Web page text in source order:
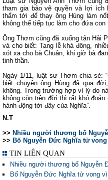
tham gia bảo vệ quyền và lợi ích
thẩm tới để thay ông Hùng làm
không thể tiếp tục làm cho đứa con
Ông Thơm cũng đã xuống tận Hải
và cho biết: Tang lễ khá đông,
xót xa cho bà Chuân, khi giờ bà
tinh thần.
Ngày 1/11, luật sư Thơm chia sẻ:
biết chuyện ông Hùng đã qua
không. Trong trường hợp vì lý do
không còn trên đời thì rất khó
hành động tới đây của Nghĩa”.
N.T
>> Nhiều người thương bố
>> Bố Nguyễn Đức Nghĩa tử
TIN LIÊN QUAN
Nhiều người thương bố Nguyễn
Bố Nguyễn Đức Nghĩa tử vong